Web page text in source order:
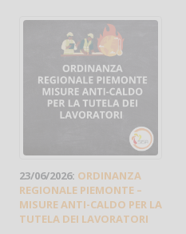
23/06/2026: ORDINANZA
REGIONALE PIEMONTE –
MISURE ANTI-CALDO PER LA
TUTELA DEI LAVORATORI